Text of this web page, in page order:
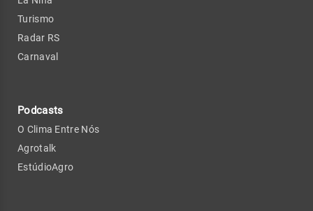
Turismo
Radar RS
Carnaval
Podcasts
O Clima Entre Nós
Agrotalk
EstúdioAgro